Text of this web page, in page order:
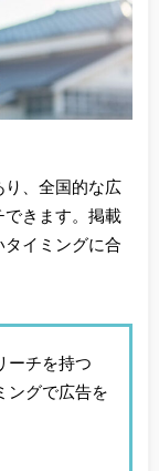
、全国的な広
できます。掲載
イミングに合
ーチを持つ
ングで広告を